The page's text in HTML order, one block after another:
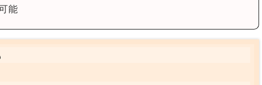
能